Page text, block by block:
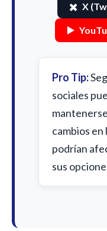
✖️ X
▶️
Pro Tip:
sociales
cambios en
podrían
sus